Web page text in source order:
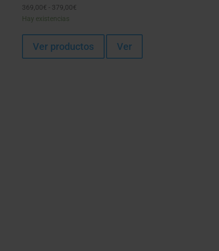
369,00€ - 379,00€
369,00€
Hay existencias
Ver productos Ver